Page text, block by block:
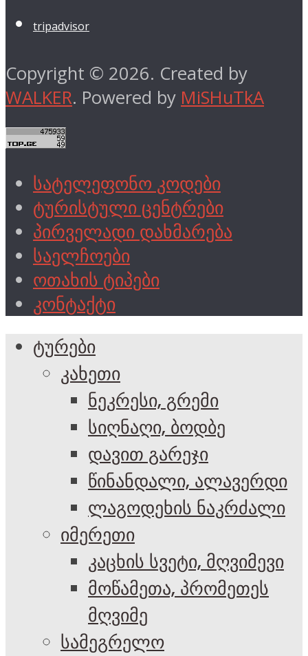
tripadvisor
Copyright © 2026. Created by
WALKER. Powered by MiSHuTkA
სატელეფონო კოდები
ტურისტული ცენტრები
პირველადი დახმარება
საელჩოები
ოთახის ტიპები
კონტაქტი
ტურები
კახეთი
ნეკრესი, გრემი
სიღნაღი, ბოდბე
დავით გარეჯი
წინანდალი, ალავერდი
ლაგოდეხის ნაკრძალი
იმერეთი
კაცხის სვეტი, მღვიმევი
მოწამეთა, პრომეთეს
მღვიმე
სამეგრელო